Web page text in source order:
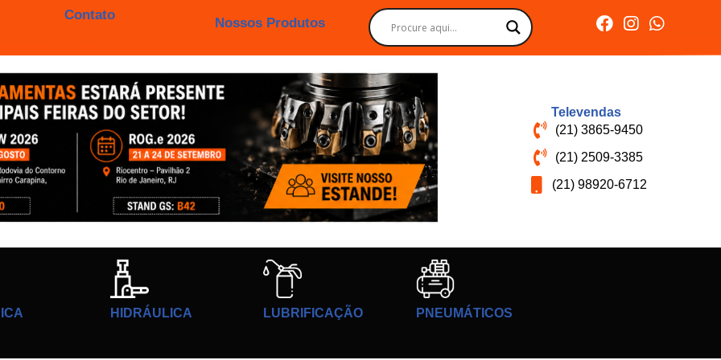
Contato
Nossos Produtos
Televendas
(21) 3865-9450
(21) 2509-3385
(21) 98920-6712
HIDRÁULICA LUBRIFICAÇÃO PNEUMÁTICOS